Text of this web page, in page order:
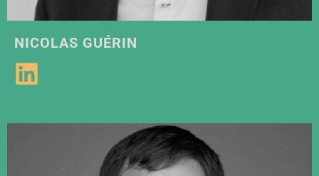
NICOLAS GUÉRIN